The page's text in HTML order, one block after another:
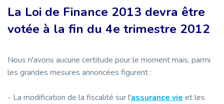
La Loi de Finance 2013 devra être
votée à la fin du 4e trimestre 2012
Nous n'avons aucune certitude pour le moment mais, parmi
les grandes mesures annoncées figurent :
- La modification de la fiscalité sur l'assurance vie et les